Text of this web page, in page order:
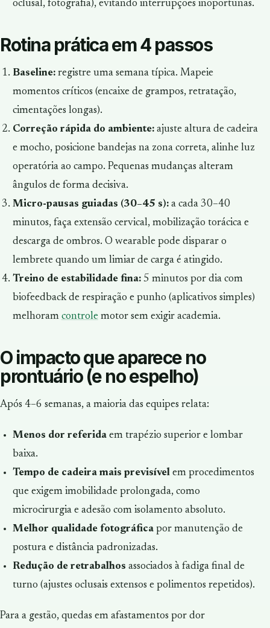
oclusal, fotografia), evitando interrupções inoportunas.
Rotina prática em 4 passos
Baseline:registre uma semana típica. Mapeie
momentos críticos (encaixe de grampos, retratação,
cimentações longas).
Correção rápida do ambiente:ajuste altura de cadeira
e mocho, posicione bandejas na zona correta, alinhe luz
operatória ao campo. Pequenas mudanças alteram
ângulos de forma decisiva.
Micro-pausas guiadas (30–45 s):a cada 30–40
minutos, faça extensão cervical, mobilização torácica e
descarga de ombros. O wearable pode disparar o
lembrete quando um limiar de carga é atingido.
Treino de estabilidade fina:5 minutos por dia com
biofeedback de respiração e punho (aplicativos simples)
melhoram controlemotor sem exigir academia.
O impacto que aparece no
prontuário (e no espelho)
Após 4–6 semanas, a maioria das equipes relata:
Menos dor referidaem trapézio superior e lombar
baixa.
Tempo de cadeira mais previsívelem procedimentos
que exigem imobilidade prolongada, como
microcirurgia e adesão com isolamento absoluto.
Melhor qualidade fotográficapor manutenção de
postura e distância padronizadas.
Redução de retrabalhos associados à fadiga final de
turno (ajustes oclusais extensos e polimentos repetidos).
Para a gestão, quedas em afastamentos por dor